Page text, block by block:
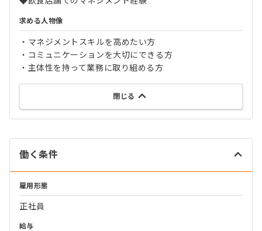
求める人物像
・マネジメントスキルを高めたい方
・コミュニケーションを大切にできる方
・主体性を持って業務に取り組める方
閉じる
働く条件
雇用形態
正社員
給与